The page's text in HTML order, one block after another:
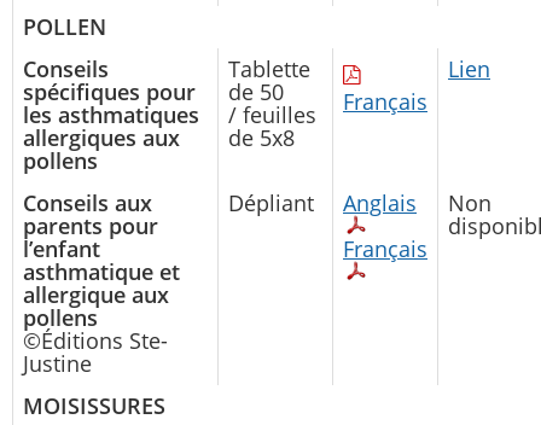
POLLEN
Conseils
spécifiques pour
les asthmatiques
allergiques aux
pollens
Tablette
de 50
/ feuilles
de 5x8
Français
Lien
Conseils aux
parents pour
l’enfant
asthmatique et
allergique aux
pollens
©Éditions Ste-
Justine
Dépliant
Anglais
Français
Non
MOISISSURES